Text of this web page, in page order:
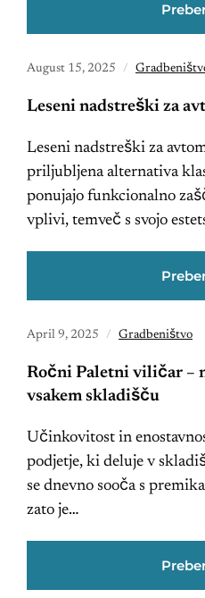
August 15, 2025
Leseni nadstreški za
Leseni nadstreški za
priljubljena alternativa
ponujajo funkcionalno
vplivi, temveč s svojo
April 9, 2025 Gradbeništvo
Ročni Paletni viličar –
vsakem skladišču
Učinkovitost in
podjetje, ki deluje v
se dnevno sooča s
zato je…